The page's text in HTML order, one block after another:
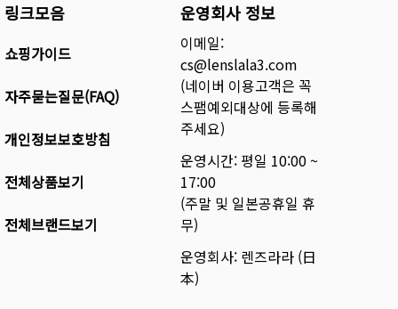
링크모음
쇼핑가이드
자주묻는질문(FAQ)
개인정보보호방침
전체상품보기
전체브랜드보기
운영회사 정보
이메일:
cs@lenslala3.com
(네이버 이용고객은 꼭
스팸예외대상에 등록해
주세요)
운영시간: 평일 10:00 ~
17:00
(주말 및 일본공휴일 휴
무)
운영회사: 렌즈라라 (日
本)